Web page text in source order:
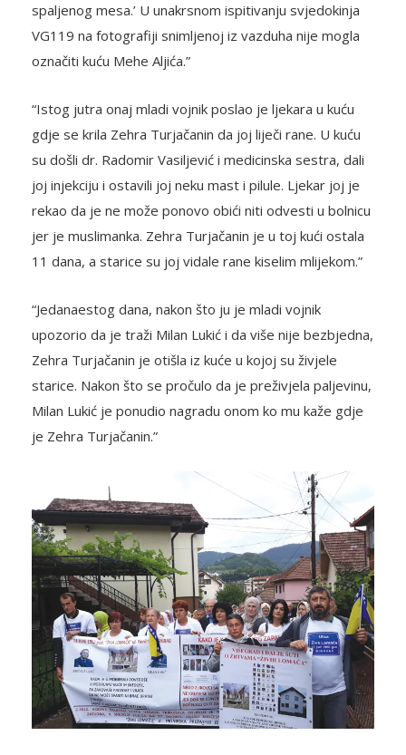
spaljenog mesa.’ U unakrsnom ispitivanju svjedokinja
VG119 na fotografiji snimljenoj iz vazduha nije mogla
označiti kuću Mehe Aljića.”
“Istog jutra onaj mladi vojnik poslao je ljekara u kuću
gdje se krila Zehra Turjačanin da joj liječi rane. U kuću
su došli dr. Radomir Vasiljević i medicinska sestra, dali
joj injekciju i ostavili joj neku mast i pilule. Ljekar joj je
rekao da je ne može ponovo obići niti odvesti u bolnicu
jer je muslimanka. Zehra Turjačanin je u toj kući ostala
11 dana, a starice su joj vidale rane kiselim mlijekom.”
“Jedanaestog dana, nakon što ju je mladi vojnik
upozorio da je traži Milan Lukić i da više nije bezbjedna,
Zehra Turjačanin je otišla iz kuće u kojoj su živjele
starice. Nakon što se pročulo da je preživjela paljevinu,
Milan Lukić je ponudio nagradu onom ko mu kaže gdje
je Zehra Turjačanin.”